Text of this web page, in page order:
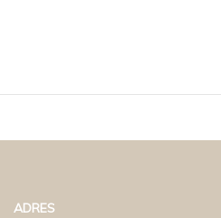
ADRES